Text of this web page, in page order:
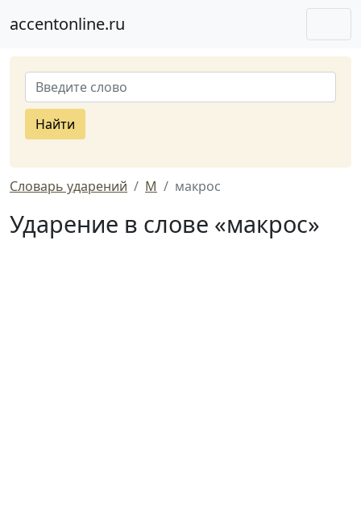
accentonline.ru
Найти
Словарь ударений М макрос
Ударение в слове «макрос»